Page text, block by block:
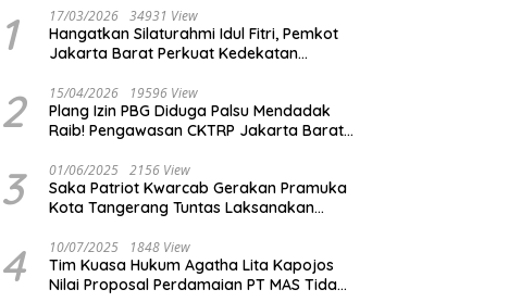
1 17/03/2026 34931 View
Hangatkan Silaturahmi Idul Fitri, Pemkot
Jakarta Barat Perkuat Kedekatan
2 15/04/2026 19596 View
Plang Izin PBG Diduga Palsu Mendadak
Raib! Pengawasan CKTRP Jakarta Barat
3 01/06/2025 2156 View
Saka Patriot Kwarcab Gerakan Pramuka
Kota Tangerang Tuntas Laksanakan
4 10/07/2025 1848 View
Tim Kuasa Hukum Agatha Lita Kapojos
Nilai Proposal Perdamaian PT MAS Tidak